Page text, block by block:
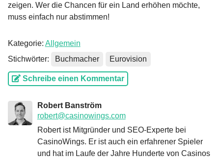
zeigen. Wer die Chancen für ein Land erhöhen möchte,
muss einfach nur abstimmen!
Kategorie: Allgemein
Stichwörter:
Buchmacher Eurovision
Schreibe einen Kommentar
Robert Banström
robert@casinowings.com
Robert ist Mitgründer und SEO-Experte bei
CasinoWings. Er ist auch ein erfahrener Spieler
und hat im Laufe der Jahre Hunderte von Casinos